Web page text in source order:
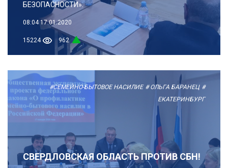
БЕЗОПАСНОСТИ».
08:04 17.01.2020
15224 962
#СЕМЕЙНО-БЫТОВОЕ НАСИЛИЕ # ОЛЬГА БАРАНЕЦ #
ЕКАТЕРИНБУРГ
СВЕРДЛОВСКАЯ ОБЛАСТЬ ПРОТИВ СБН!